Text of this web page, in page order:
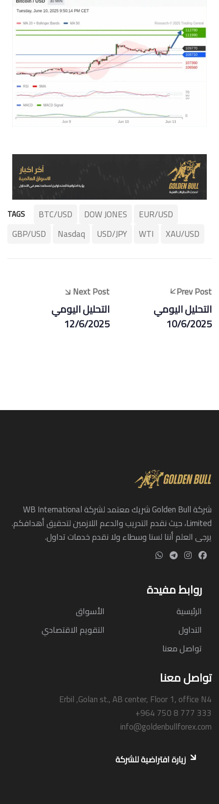
TAGS BTC/USD DOW JONES
EUR/USD
GBP/USD
Nasdaq USD/JPY WTI XAU/USD
Prev Post
التحليل اليومي
10/6/2025
Next Post
التحليل اليومي
12/6/2025
شركة Golden Bull شريك معتمد لشركة WB International
Limited، حيث نقدم التدريب والدعم اللازمين لتحقيق أهدافكم.
يرجى العلم أننا لسنا وسطاء ولا نقدم خدمات تداول.
روابط مفيدة
الرئيسية
الأسواق
التداول
التقويم الاقتصادي
تواصل معنا
تواصل معنا
Erbil ,Golan st., AB center, Floor 1, office N4
+964 750 8 777 333
info@goldenbullforex.com
زيارة افتراضية للشركة